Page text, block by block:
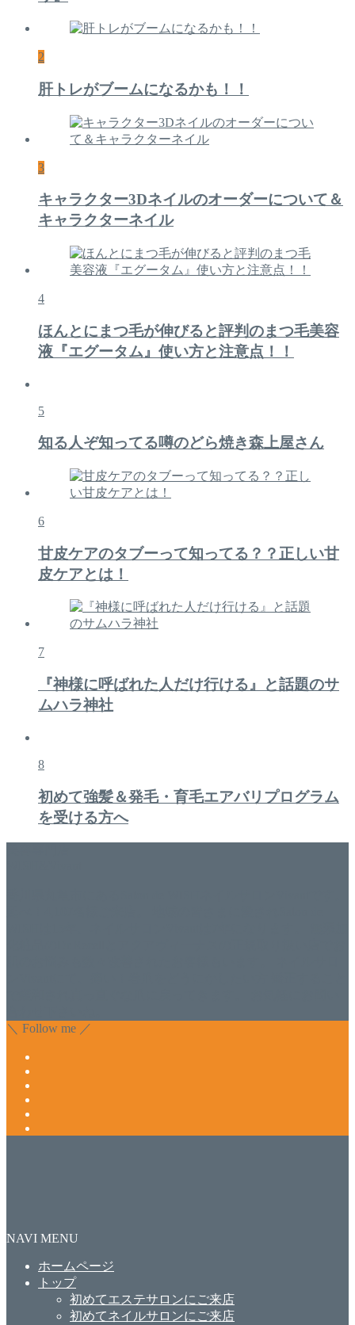
2
肝トレがブームになるかも！！
3
キャラクター3Dネイルのオーダーについて＆
キャラクターネイル
4
ほんとにまつ毛が伸びると評判のまつ毛美容
液『エグータム』使い方と注意点！！
5
知る人ぞ知ってる噂のどら焼き森上屋さん
6
甘皮ケアのタブーって知ってる？？正しい甘
皮ケアとは！
7
『神様に呼ばれた人だけ行ける』と話題のサ
ムハラ神社
8
初めて強髪＆発毛・育毛エアバリプログラム
を受ける方へ
＼ Follow me ／
NAVI MENU
ホームページ
トップ
初めてエステサロンにご来店
初めてネイルサロンにご来店